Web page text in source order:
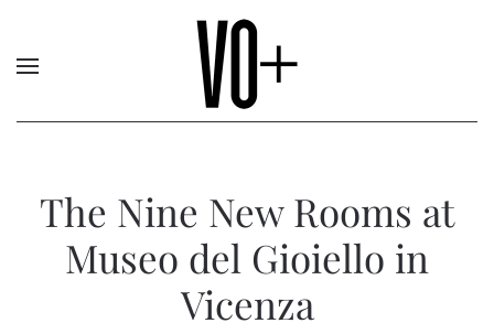
The Nine New Rooms at
Museo del Gioiello in
Vicenza